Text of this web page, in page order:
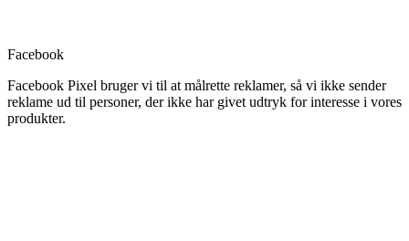
Facebook
Facebook Pixel bruger vi til at målrette reklamer, så vi ikke sender
reklame ud til personer, der ikke har givet udtryk for interesse i vores
produkter.